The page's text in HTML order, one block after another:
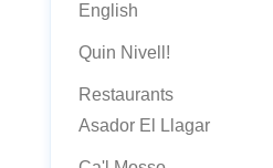
English
Quin Nivell!
Restaurants
Asador El Llagar